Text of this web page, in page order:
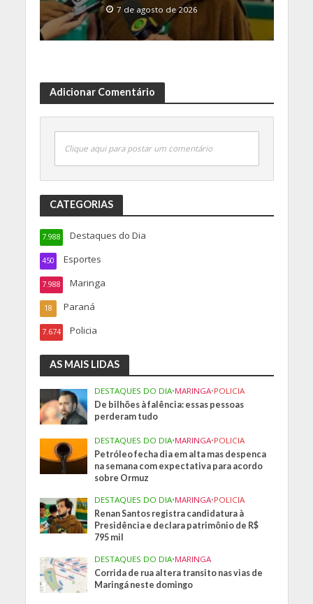
7 de agosto de 2026
Adicionar Comentário
Clique aqui para postar um comentário
CATEGORIAS
Destaques do Dia
7.988
Esportes
450
Maringa
7.988
Paraná
18
Policia
7.674
AS MAIS LIDAS
DESTAQUES DO DIA•MARINGA•POLICIA
De bilhões à falência: essas pessoas
perderam tudo
DESTAQUES DO DIA•MARINGA•POLICIA
Petróleo fecha dia em alta mas despenca
na semana com expectativa para acordo
sobre Ormuz
DESTAQUES DO DIA•MARINGA•POLICIA
Renan Santos registra candidatura à
Presidência e declara patrimônio de R$
795 mil
DESTAQUES DO DIA•MARINGA
Corrida de rua altera transito nas vias de
Maringá neste domingo